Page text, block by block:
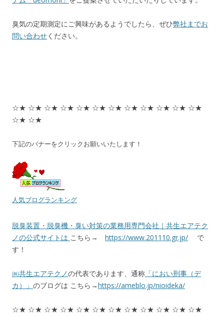
臭気の定期測定にご興味があるようでしたら、ぜひ弊社までお
問い合わせください。
☆★ ☆★ ☆★ ☆★ ☆★ ☆★ ☆★ ☆★ ☆★ ☆★ ☆★ ☆★
☆★ ☆★
下記のバナーをクリックお願いいたします！
人気ブログランキング
脱臭装置・脱臭機・臭い対策の業務用専門会社｜共生エアテク
ノの公式サイトは こちら→ https://www.201110.gr.jp/ で
す！
㈱共生エアテクノの代表であります、通称 「におい刑事（デ
カ）」 のブログは こちら→https://ameblo.jp/nioideka/
☆★ ☆★ ☆★ ☆★ ☆★ ☆★ ☆★ ☆★ ☆★ ☆★ ☆★ ☆★